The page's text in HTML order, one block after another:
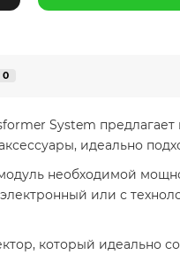
0
System
идеально
необходимой
или с
который идеально